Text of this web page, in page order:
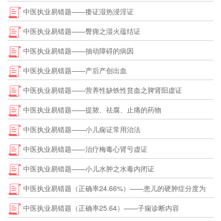
中医执业易错题——痿证湿热浸淫证
中医执业易错题——臀痈之湿火蕴结证
中医执业易错题——抽动障碍的病因
中医执业易错题——产后产创出血
中医执业易错题——营养性缺铁性贫血之脾肾阳虚证
中医执业易错题——提脓、祛腐、止痛的药物
中医执业易错题——小儿痫证常用治法
中医执业易错题——治疗梅毒心肾亏虚证
中医执业易错题——小儿水肿之水毒内闭证
中医执业易错题（正确率24.66%）——患儿的硬肿症分度为
中医执业易错题（正确率25.64）——子痫诊断内容